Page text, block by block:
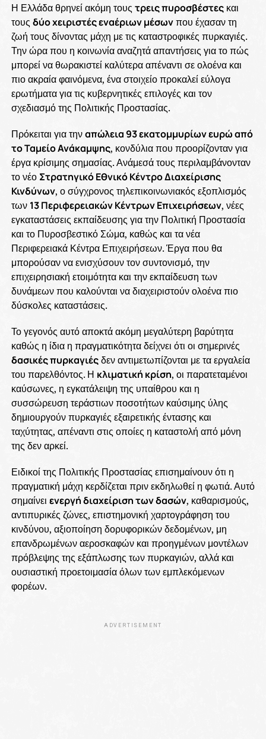
Η Ελλάδα θρηνεί ακόμη τους τρεις πυροσβέστεςκαι
τους δύο χειριστές εναέριων μέσωνπου έχασαν τη
ζωή τους δίνοντας μάχη με τις καταστροφικές πυρκαγιές.
Την ώρα που η κοινωνία αναζητά απαντήσεις για το πώς
μπορεί να θωρακιστεί καλύτερα απέναντι σε ολοένα και
πιο ακραία φαινόμενα, ένα στοιχείο προκαλεί εύλογα
ερωτήματα για τις κυβερνητικές επιλογές και τον
σχεδιασμό της Πολιτικής Προστασίας.
Πρόκειται για τηναπώλεια 93 εκατομμυρίων ευρώ από
το Ταμείο Ανάκαμψης, κονδύλια που προορίζονταν για
έργα κρίσιμης σημασίας. Ανάμεσά τους περιλαμβάνονταν
το νέο Στρατηγικό Εθνικό Κέντρο Διαχείρισης
Κινδύνων, ο σύγχρονος τηλεπικοινωνιακός εξοπλισμός
των 13 Περιφερειακών Κέντρων Επιχειρήσεων, νέες
εγκαταστάσεις εκπαίδευσης για την Πολιτική Προστασία
και το Πυροσβεστικό Σώμα, καθώς και τα νέα
Περιφερειακά Κέντρα Επιχειρήσεων. Έργα που θα
μπορούσαν να ενισχύσουν τον συντονισμό, την
επιχειρησιακή ετοιμότητα και την εκπαίδευση των
δυνάμεων που καλούνται να διαχειριστούν ολοένα πιο
δύσκολες καταστάσεις.
Το γεγονός αυτό αποκτά ακόμη μεγαλύτερη βαρύτητα
καθώς η ίδια η πραγματικότητα δείχνει ότι οι σημερινές
δασικές πυρκαγιέςδεν αντιμετωπίζονται με τα εργαλεία
του παρελθόντος. Η κλιματική κρίση, οι παρατεταμένοι
καύσωνες, η εγκατάλειψη της υπαίθρου και η
συσσώρευση τεράστιων ποσοτήτων καύσιμης ύλης
δημιουργούν πυρκαγιές εξαιρετικής έντασης και
ταχύτητας, απέναντι στις οποίες η καταστολή από μόνη
της δεν αρκεί.
Ειδικοί της Πολιτικής Προστασίας επισημαίνουν ότι η
πραγματική μάχη κερδίζεται πριν εκδηλωθεί η φωτιά. Αυτό
σημαίνει ενεργή διαχείριση των δασών, καθαρισμούς,
αντιπυρικές ζώνες, επιστημονική χαρτογράφηση του
κινδύνου, αξιοποίηση δορυφορικών δεδομένων, μη
επανδρωμένων αεροσκαφών και προηγμένων μοντέλων
πρόβλεψης της εξάπλωσης των πυρκαγιών, αλλά και
ουσιαστική προετοιμασία όλων των εμπλεκόμενων
φορέων.
ADVERTISEMENT